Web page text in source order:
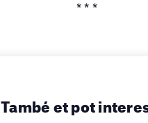
* * *
També et pot